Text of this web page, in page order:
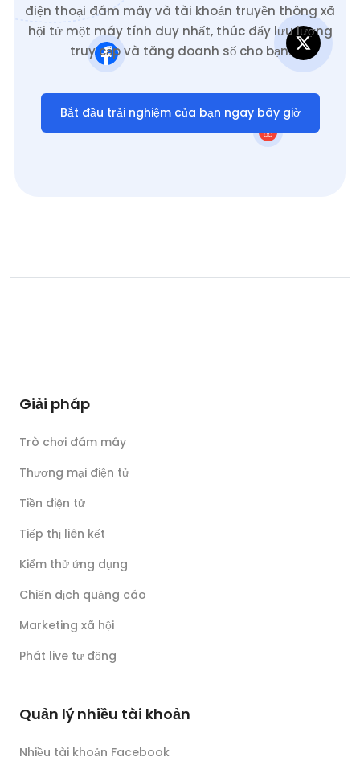
điện thoại đám mây và tài khoản truyền thông xã
hội từ một máy tính duy nhất, thúc đẩy lưu lượng
truy cập và tăng doanh số cho bạn.
Bắt đầu trải nghiệm của bạn ngay bây giờ
Giải pháp
Trò chơi đám mây
Thương mại điện tử
Tiền điện tử
Tiếp thị liên kết
Kiểm thử ứng dụng
Chiến dịch quảng cáo
Marketing xã hội
Phát live tự động
Quản lý nhiều tài khoản
Nhiều tài khoản Facebook